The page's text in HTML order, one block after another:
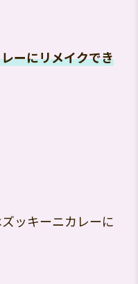
ーにリメイクでき
ッキーニカレーに